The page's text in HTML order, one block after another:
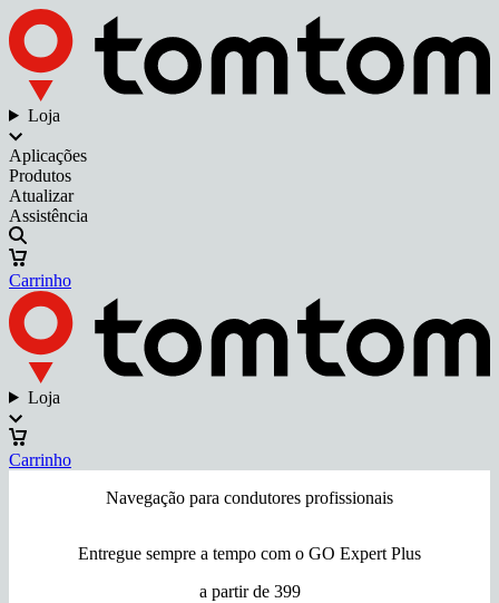
Loja
Aplicações
Produtos
Atualizar
Assistência
Carrinho
Loja
Carrinho
Navegação para condutores profissionais
Entregue sempre a tempo com o GO Expert Plus
a partir de 399